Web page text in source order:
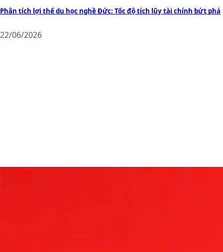
Phân tích lợi thế du học nghề Đức: Tốc độ tích lũy tài chính bứt phá
22/06/2026